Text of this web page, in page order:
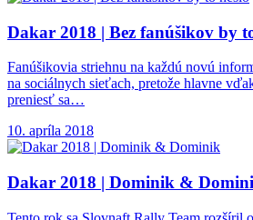
Dakar 2018 | Bez fanúšikov by
Fanúšikovia striehnu na každú novú
na sociálnych sieťach, pretože hlavne
preniesť sa…
10. apríla 2018
Dakar 2018 | Dominik &